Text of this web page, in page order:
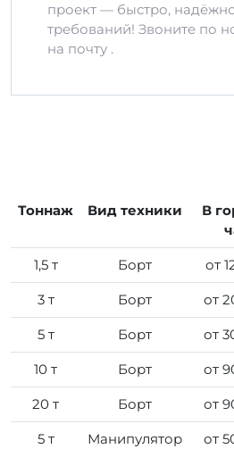
проект — быстро,
требований! Звоните по
на почту .
Тоннаж Вид техники
В
1,5 т Борт от
3 т Борт от
5 т Борт от
10 т Борт от
20 т Борт от
5 т Манипулятор от